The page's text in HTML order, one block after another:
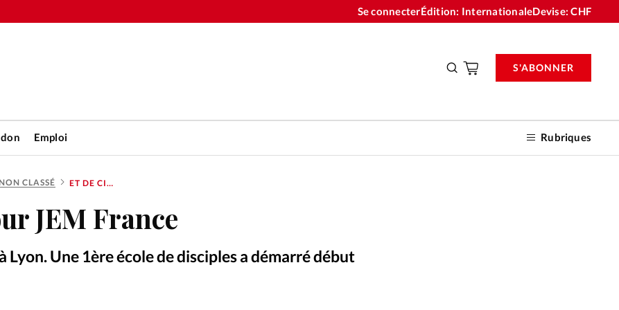
Se connecterÉdition: InternationaleDevise:CHF
Emploi Rubriques
S'ABONNER
NON CLASSÉ ET DE CINQ POUR JEM FRANCE
JEM France
Lyon. Une 1ère école de disciples a démarré début